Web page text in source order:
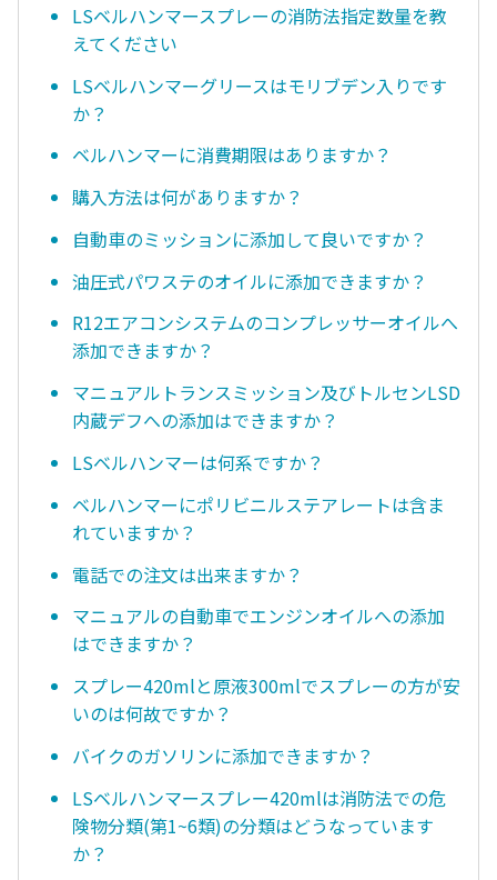
LSベルハンマースプレーの消防法指定数量を教
えてください
LSベルハンマーグリースはモリブデン入りです
か？
ベルハンマーに消費期限はありますか？
購入方法は何がありますか？
自動車のミッションに添加して良いですか？
油圧式パワステのオイルに添加できますか？
R12エアコンシステムのコンプレッサーオイルへ
添加できますか？
マニュアルトランスミッション及びトルセンLSD
内蔵デフへの添加はできますか？
LSベルハンマーは何系ですか？
ベルハンマーにポリビニルステアレートは含ま
れていますか？
電話での注文は出来ますか？
マニュアルの自動車でエンジンオイルへの添加
はできますか？
スプレー420mlと原液300mlでスプレーの方が安
いのは何故ですか？
バイクのガソリンに添加できますか？
LSベルハンマースプレー420mlは消防法での危
険物分類(第1~6類)の分類はどうなっています
か？